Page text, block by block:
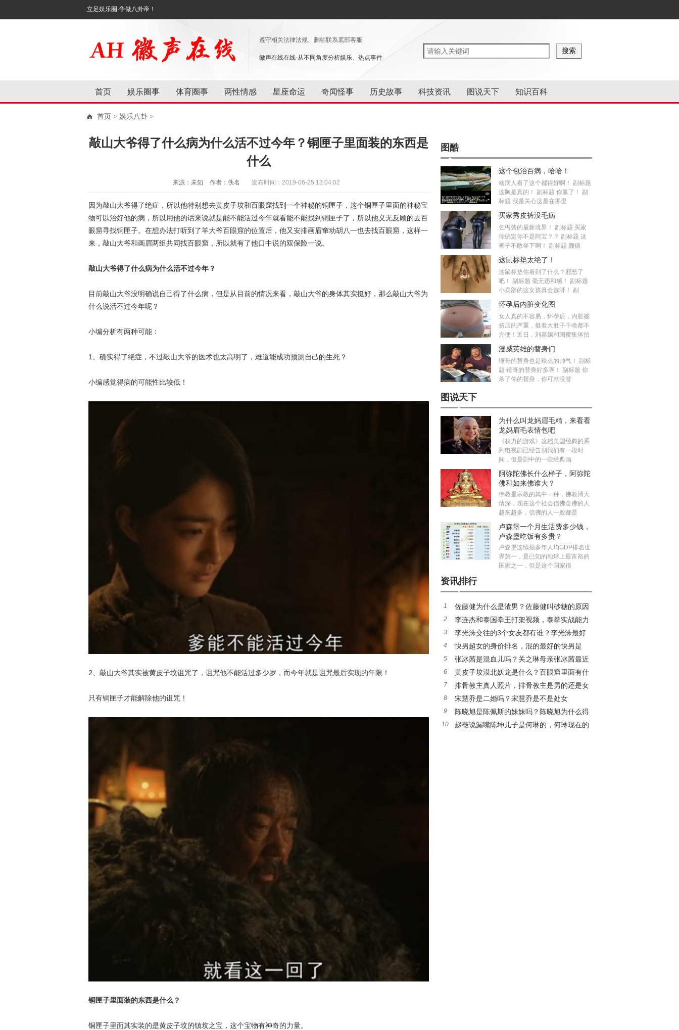
立足娱乐圈·争做八卦帝！
遵守相关法律法规、删帖联系底部客服
徽声在线在线-从不同角度分析娱乐、热点事件
首页 娱乐圈事 体育圈事 两性情感 星座命运 奇闻怪事 历史故事 科技资讯 图说天下 知识百科
首页 > 娱乐八卦 >
敲山大爷得了什么病为什么活不过今年？铜匣子里面装的东西是
什么
来源：未知 作者：佚名 发布时间：2019-06-25 13:04:02
因为敲山大爷得了绝症，所以他特别想去黄皮子坟和百眼窟找到一个神秘的铜匣子，这个铜匣子里面的神秘宝
物可以治好他的病，所以用他的话来说就是能不能活过今年就看能不能找到铜匣子了，所以他义无反顾的去百
眼窟寻找铜匣子。在想办法打听到了羊大爷百眼窟的位置后，他又安排画眉窜动胡八一也去找百眼窟，这样一
来，敲山大爷和画眉两组共同找百眼窟，所以就有了他口中说的双保险一说。
敲山大爷得了什么病为什么活不过今年？
目前敲山大爷没明确说自己得了什么病，但是从目前的情况来看，敲山大爷的身体其实挺好，那么敲山大爷为
什么说活不过今年呢？
小编分析有两种可能：
1、确实得了绝症，不过敲山大爷的医术也太高明了，难道能成功预测自己的生死？
小编感觉得病的可能性比较低！
2、敲山大爷其实被黄皮子坟诅咒了，诅咒他不能活过多少岁，而今年就是诅咒最后实现的年限！
只有铜匣子才能解除他的诅咒！
铜匣子里面装的东西是什么？
铜匣子里面其实装的是黄皮子坟的镇坟之宝，这个宝物有神奇的力量。
图酷
这个包治百病，哈哈！
啥病人看了这个都得好啊！ 副标题
这胸是真的！ 副标题 你赢了！ 副
标题 我是关心这是在哪里
买家秀皮裤没毛病
乞丐装的最新境界！ 副标题 买家
你确定你不是阿宝？？ 副标题 这
裤子不敢坐下啊！ 副标题 颜值
这鼠标垫太绝了！
这鼠标垫你看到了什么？邪恶了
吧！ 副标题 毫无违和感！ 副标题
小卖部的这女孩真会选呀！ 副
怀孕后内脏变化图
女人真的不容易，怀孕后，内脏被
挤压的严重，挺着大肚子干啥都不
方便！近日，刘嘉姵和闺蜜集体拍
漫威英雄的替身们
锤哥的替身也是辣么的帅气！ 副标
题 锤哥的替身好多啊！ 副标题 你
杀了你的替身，你可就没替
图说天下
为什么叫龙妈眉毛精，来看看
龙妈眉毛表情包吧
《权力的游戏》这档美国经典的系
列电视剧已经告别我们有一段时
间，但是剧中的一些经典画
阿弥陀佛长什么样子，阿弥陀
佛和如来佛谁大？
佛教是宗教的其中一种，佛教博大
情深，现在这个社会信佛念佛的人
越来越多，信佛的人一般都是
卢森堡一个月生活费多少钱，
卢森堡吃饭有多贵？
卢森堡连续很多年人均GDP排名世
界第一，是已知的地球上最富裕的
国家之一，但是这个国家很
资讯排行
1
佐藤健为什么是渣男？佐藤健叫砂糖的原因
由来
2
李连杰和泰国拳王打架视频，泰拳实战能力
厉害吗？
3
李光洙交往的3个女友都有谁？李光洙最好
看的电视名单
4
快男超女的身价排名，混的最好的快男是
谁？
5
张冰茜是混血儿吗？关之琳母亲张冰茜最近
照片
6
黄皮子坟漠北妖龙是什么？百眼窟里面有什
么
7
排骨教主真人照片，排骨教主是男的还是女
的？
8 宋慧乔是二婚吗？宋慧乔是不是处女
9
陈晓旭是陈佩斯的妹妹吗？陈晓旭为什么得
乳腺癌不治疗
10
赵薇说漏嘴陈坤儿子是何琳的，何琳现在的